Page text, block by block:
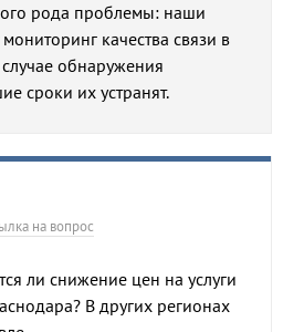
рода проблемы: наши
качества связи в
обнаружения
сроки их устранят.
на вопрос
ли снижение цен на услуги
В других регионах